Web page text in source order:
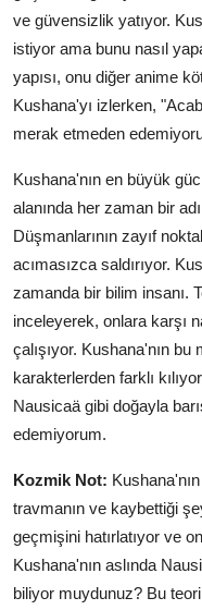
ve güvensizlik yatıyor.
istiyor ama bunu nasıl
yapısı, onu diğer anime
Kushana'yı izlerken,
merak etmeden
Kushana'nın en büyük
alanında her zaman bir
Düşmanlarının zayıf
acımasızca saldırıyor.
zamanda bir bilim insanı.
inceleyerek, onlara karşı
çalışıyor. Kushana'nın
karakterlerden farklı
Nausicaä gibi doğayla
edemiyorum.
Kozmik Not:
travmanın ve kaybettiği
geçmişini hatırlatıyor ve
Kushana'nın aslında
biliyor muydunuz? Bu